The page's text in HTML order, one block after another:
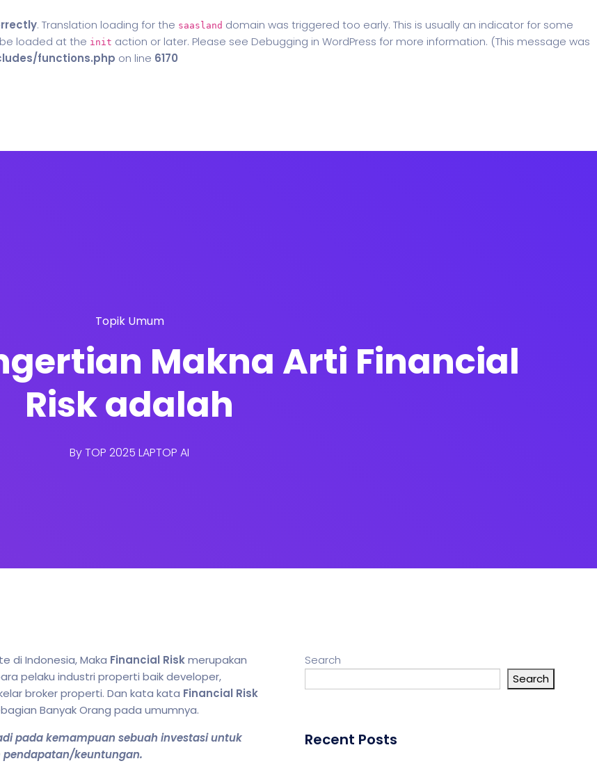
. Translation loading for the saasland domain was triggered too early. This is usually an indicator for some
loaded at the init action or later. Please see Debugging in WordPress for more information. (This message was
functions.php on line 6170
Topik Umum
Makna Arti Financial
Risk adalah
ByTOP 2025 LAPTOP AI
di Indonesia, Maka Financial Riskmerupakan
pelaku industri properti baik developer,
broker properti. Dan kata kata Financial Risk
Banyak Orang pada umumnya.
pada kemampuan sebuah investasi untuk
keuntungan.
Search
Search
Recent Posts